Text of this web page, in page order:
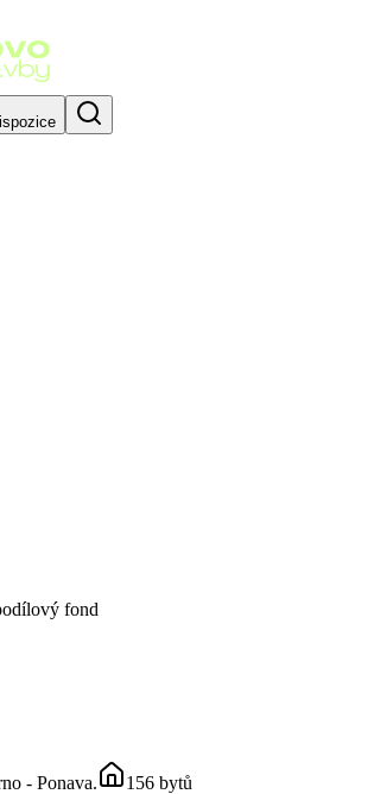
fond
- Ponava.
156 bytů